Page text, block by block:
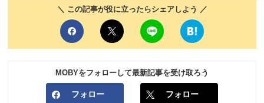
＼ この記事が役に立ったらシェアしよう ／
MOBYをフォローして最新記事を受け取ろう
フォロー フォロー